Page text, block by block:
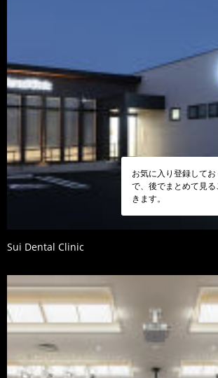
お気に入り登録してお
で、後でまとめて見
きます。
Sui Dental Clinic